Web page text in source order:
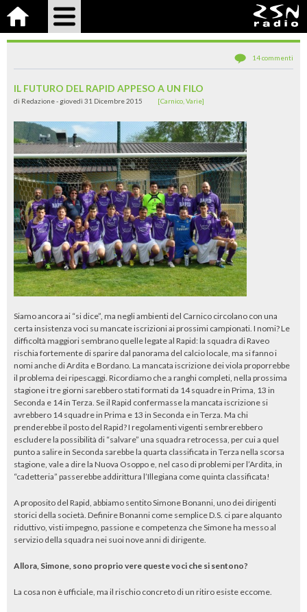
14 commenti
IL FUTURO DEL RAPID APPESO A UN FILO
di Redazione- giovedì 31 Dicembre 2015 [Carnico Varie]
Siamo ancora ai “si dice”, ma negli ambienti del Carnico circolano con una
certa insistenza voci su mancate iscrizioni ai prossimi campionati. I nomi? Le
difficoltà maggiori sembrano quelle legate al Rapid: la squadra di Raveo
rischia fortemente di sparire dal panorama del calcio locale, ma si fanno i
nomi anche di Ardita e Bordano. La mancata iscrizione dei viola proporrebbe
il problema dei ripescaggi. Ricordiamo che a ranghi completi, nella prossima
stagione i tre giorni sarebbero stati formati da 14 squadre in Prima, 13 in
Seconda e 14 in Terza. Se il Rapid confermasse la mancata iscrizione si
avrebbero 14 squadre in Prima e 13 in Seconda e in Terza. Ma chi
prenderebbe il posto del Rapid? I regolamenti vigenti sembrerebbero
escludere la possibilità di “salvare” una squadra retrocessa, per cui a quel
punto a salire in Seconda sarebbe la quarta classificata in Terza nella scorsa
stagione, vale a dire la Nuova Osoppo e, nel caso di problemi per l’Ardita, in
“cadetteria” passerebbe addirittura l’Illegiana come quinta classificata!
A proposito del Rapid, abbiamo sentito Simone Bonanni, uno dei dirigenti
storici della società. Definire Bonanni come semplice D.S. ci pare alquanto
riduttivo, visti impegno, passione e competenza che Simone ha messo al
servizio della squadra nei suoi nove anni di dirigente.
Allora, Simone, sono proprio vere queste voci che si sentono?
La cosa non è ufficiale, ma il rischio concreto di un ritiro esiste eccome.